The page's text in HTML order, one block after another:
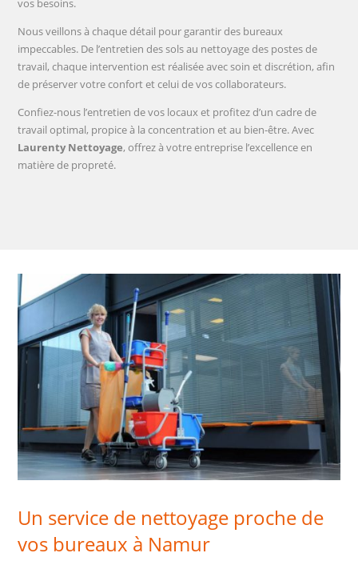
vos besoins.
Nous veillons à chaque détail pour garantir des bureaux
impeccables. De l’entretien des sols au nettoyage des postes de
travail, chaque intervention est réalisée avec soin et discrétion, afin
de préserver votre confort et celui de vos collaborateurs.
Confiez-nous l’entretien de vos locaux et profitez d’un cadre de
travail optimal, propice à la concentration et au bien-être. Avec
Laurenty Nettoyage, offrez à votre entreprise l’excellence en
matière de propreté.
Un service de nettoyage proche de
vos bureaux à Namur